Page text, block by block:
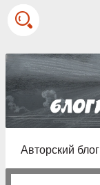
Авторский блог